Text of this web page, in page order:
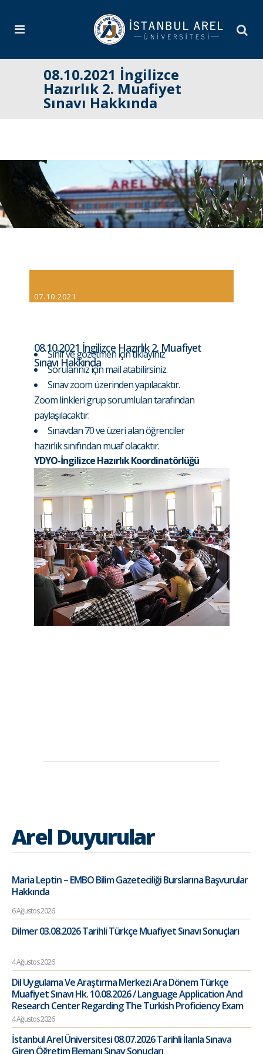
08.10.2021 İngilizce
Hazırlık 2. Muafiyet
Sınavı Hakkında
07.10.2021
08.10.2021 İngilizce Hazırlık 2. Muafiyet
Sınavı Hakkında
Sınıf ve gözetmen içintıklayınız
Sorularınız için mail atabilirsiniz.
Sınav zoom üzerinden yapılacaktır.
Zoom linkleri grup sorumluları tarafından
paylaşılacaktır.
Sınavdan 70 ve üzeri alan öğrenciler
hazırlık sınıfından muaf olacaktır.
YDYO-İngilizce Hazırlık Koordinatörlüğü
Arel Duyurular
Maria Leptin – EMBO Bilim Gazeteciliği Burslarına Başvurular
Hakkında
6 Ağustos 2026
Dilmer 03.08.2026 Tarihli Türkçe Muafiyet Sınavı Sonuçları
4 Ağustos 2026
Dil Uygulama Ve Araştırma Merkezi Ara Dönem Türkçe
Muafiyet Sınavı Hk. 10.08.2026 / Language Application And
Research Center Regarding The Turkish Proficiency Exam
4 Ağustos 2026
İstanbul Arel Üniversitesi 08.07.2026 Tarihli İlanla Sınava
Giren Öğretim Elemanı Sınav Sonuçları